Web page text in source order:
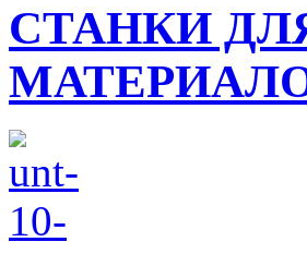
СТАНКИ